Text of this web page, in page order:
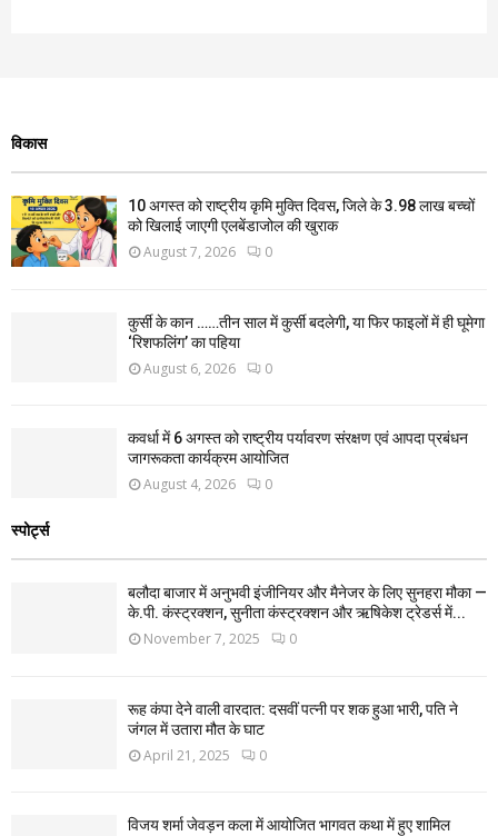
विकास
10 अगस्त को राष्ट्रीय कृमि मुक्ति दिवस, जिले के 3.98 लाख बच्चों
को खिलाई जाएगी एलबेंडाजोल की खुराक
August 7, 2026 0
कुर्सी के कान ……तीन साल में कुर्सी बदलेगी, या फिर फाइलों में ही घूमेगा
‘रिशफलिंग’ का पहिया
August 6, 2026 0
कवर्धा में 6 अगस्त को राष्ट्रीय पर्यावरण संरक्षण एवं आपदा प्रबंधन
जागरूकता कार्यक्रम आयोजित
August 4, 2026 0
स्पोर्ट्स
बलौदा बाजार में अनुभवी इंजीनियर और मैनेजर के लिए सुनहरा मौका —
के.पी. कंस्ट्रक्शन, सुनीता कंस्ट्रक्शन और ऋषिकेश ट्रेडर्स में...
November 7, 2025 0
रूह कंपा देने वाली वारदात: दसवीं पत्नी पर शक हुआ भारी, पति ने
जंगल में उतारा मौत के घाट
April 21, 2025 0
विजय शर्मा जेवड़न कला में आयोजित भागवत कथा में हुए शामिल